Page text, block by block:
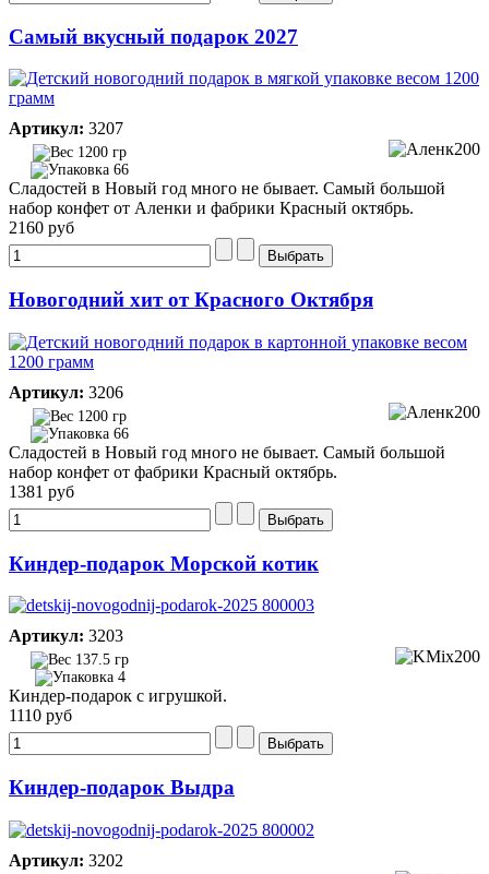
Самый вкусный подарок 2027
Артикул: 3207
1200 гр
66
Сладостей в Новый год много не бывает. Самый большой
набор конфет от Аленки и фабрики Красный октябрь.
2160 руб
Новогодний хит от Красного Октября
Артикул: 3206
1200 гр
66
Сладостей в Новый год много не бывает. Самый большой
набор конфет от фабрики Красный октябрь.
1381 руб
Киндер-подарок Морской котик
Артикул: 3203
137.5 гр
4
Киндер-подарок с игрушкой.
1110 руб
Киндер-подарок Выдра
Артикул: 3202